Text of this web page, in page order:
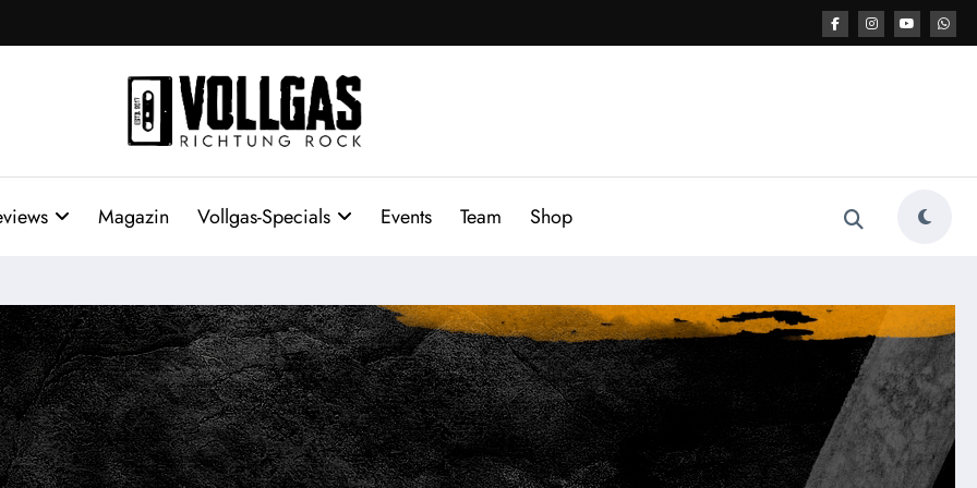
Magazin Vollgas-Specials Events Team Shop